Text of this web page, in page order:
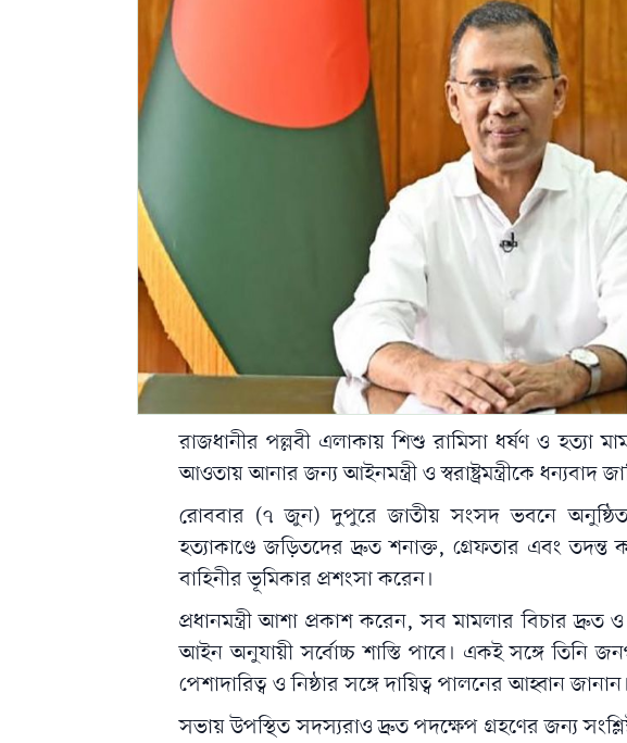
রাজধানীরপল্লবী এলাকায় শিশু রামিসা ধর্ষণ ও হত্যা
আওতায় আনার জন্য আইনমন্ত্রী ও স্বরাষ্ট্রমন্ত্রীকে ধন্যবাদ
রোববার (৭ জুন) দুপুরে জাতীয় সংসদ ভবনে অনুষ্ঠিত
হত্যাকাণ্ডে জড়িতদের দ্রুত শনাক্ত, গ্রেফতার এবং তদন্ত
বাহিনীর ভূমিকার প্রশংসা করেন।
প্রধানমন্ত্রী আশা প্রকাশ করেন, সব মামলার বিচার দ্রুত
আইন অনুযায়ী সর্বোচ্চ শাস্তি পাবে। একই সঙ্গে তিনি
পেশাদারিত্ব ও নিষ্ঠার সঙ্গে দায়িত্ব পালনের আহ্বান জানান।
সভায় উপস্থিত সদস্যরাও দ্রুত পদক্ষেপ গ্রহণের জন্য